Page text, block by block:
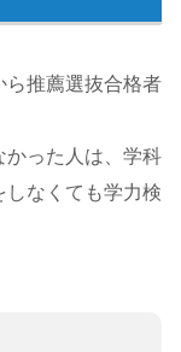
ら推薦選抜合格者
かった人は、学科
しなくても学力検